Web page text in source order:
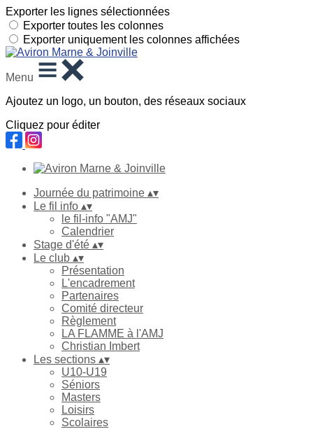
Exporter les lignes sélectionnées
Exporter toutes les colonnes
Exporter uniquement les colonnes affichées
Menu
Ajoutez un logo, un bouton, des réseaux sociaux
Cliquez pour éditer
Journée du patrimoine ▴▾
Le fil info ▴▾
le fil-info "AMJ"
Calendrier
Stage d'été ▴▾
Le club ▴▾
Présentation
L'encadrement
Partenaires
Comité directeur
Règlement
LA FLAMME à l'AMJ
Christian Imbert
Les sections ▴▾
U10-U19
Séniors
Masters
Loisirs
Scolaires